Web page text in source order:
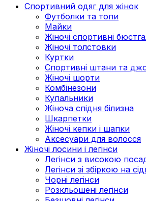
Спортивний одяг для жінок
Футболки та топи
Майки
Жіночі спортивні
Жіночі толстовки
Куртки
Спортивні штани та
Жіночі шорти
Комбінезони
Купальники
Жіноча спідня білизна
Шкарпетки
Жіночі кепки і шапки
Аксесуари для волосся
Жіночі лосини і легінси
Легінси з високою
Легінси зі збіркою на
Чорні легінси
Розкльошені легінси